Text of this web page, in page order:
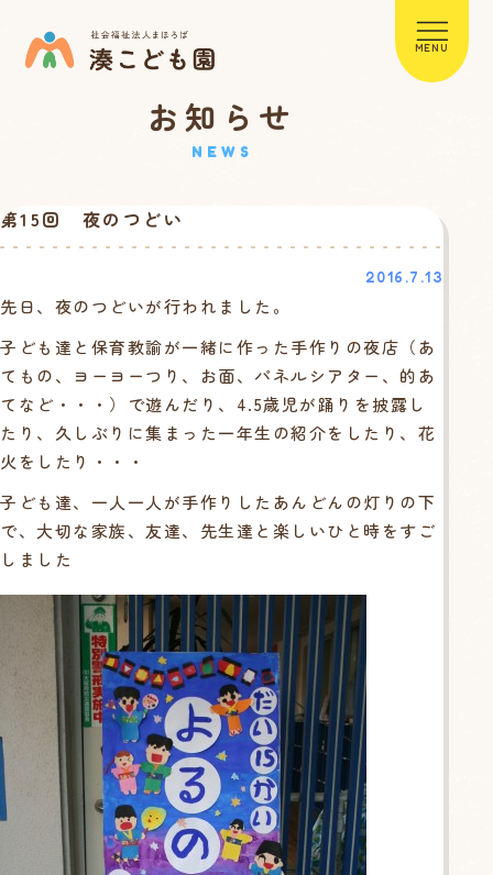
MENU
お知らせ
NEWS
第15回 夜のつどい
2016.7.13
先日、夜のつどいが行われました。
子ども達と保育教諭が一緒に作った手作りの夜店（あ
てもの、ヨーヨーつり、お面、パネルシアター、的あ
てなど・・・）で遊んだり、4.5歳児が踊りを披露し
たり、久しぶりに集まった一年生の紹介をしたり、花
火をしたり・・・
子ども達、一人一人が手作りしたあんどんの灯りの下
で、大切な家族、友達、先生達と楽しいひと時をすご
しました